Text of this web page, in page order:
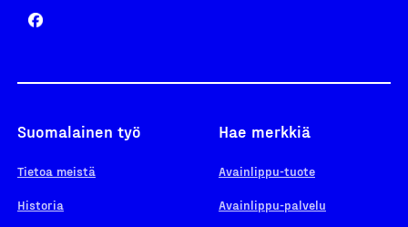
Suomalainen työ
Tietoa meistä
Historia
Hae merkkiä
Avainlippu-tuote
Avainlippu-palvelu